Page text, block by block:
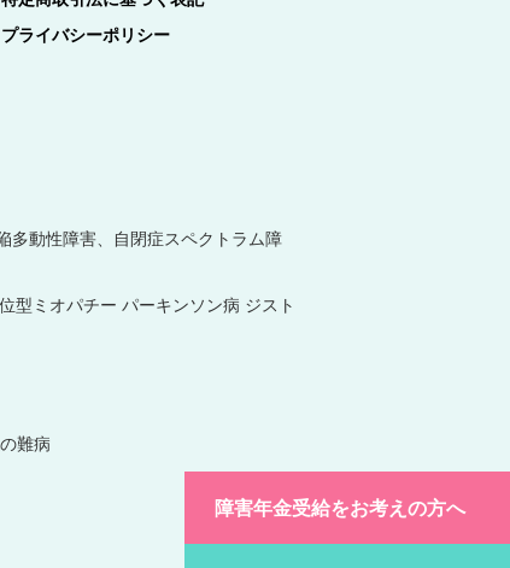
障害年金受給をお考えの方へ
プライバシーポリシー
多動性障害、自閉症スペクトラム障
型ミオパチー パーキンソン病 ジスト
難病